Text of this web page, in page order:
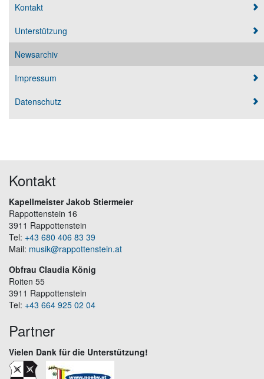
Kontakt
Unterstützung
Newsarchiv
Impressum
Datenschutz
Kontakt
Kapellmeister Jakob Stiermeier
Rappottenstein 16
3911 Rappottenstein
Tel: +43 680 406 83 39
Mail: musik@rappottenstein.at
Obfrau Claudia König
Roiten 55
3911 Rappottenstein
Tel: +43 664 925 02 04
Partner
Vielen Dank für die Unterstützung!